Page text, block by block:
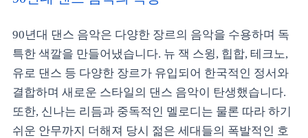
90년대 댄스 음악은 다양한 장르의 음악을 수용하며 독
특한 색깔을 만들어냈습니다. 뉴 잭 스윙, 힙합, 테크노,
유로 댄스 등 다양한 장르가 유입되어 한국적인 정서와
결합하며 새로운 스타일의 댄스 음악이 탄생했습니다.
또한, 신나는 리듬과 중독적인 멜로디는 물론 따라 하기
쉬운 안무까지 더해져 당시 젊은 세대들의 폭발적인 호